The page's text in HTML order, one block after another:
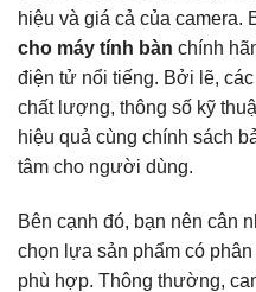
hiệu và giá cả của camera.
cho máy tính bàn chính
điện tử nổi tiếng. Bởi lẽ,
chất lượng, thông số kỹ
hiệu quả cùng chính sách
tâm cho người dùng.
Bên cạnh đó, bạn nên cân
chọn lựa sản phẩm có phân
phù hợp. Thông thường,